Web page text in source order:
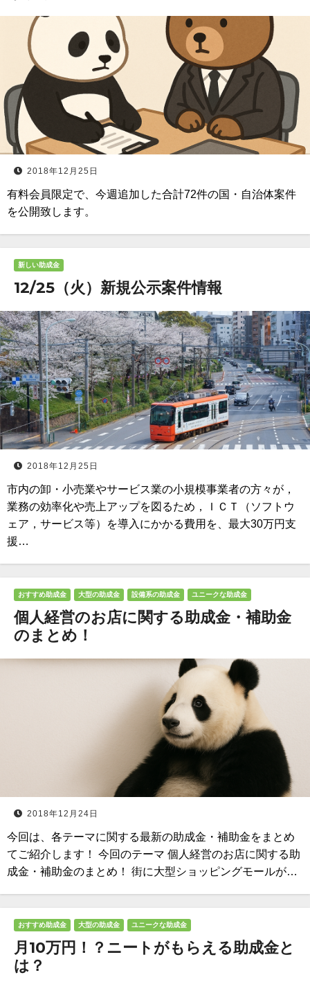
2018年12月25日
有料会員限定で、今週追加した合計72件の国・自治体案件
を公開致します。
新しい助成金
12/25（火）新規公示案件情報
2018年12月25日
市内の卸・小売業やサービス業の小規模事業者の方々が，
業務の効率化や売上アップを図るため，ＩＣＴ（ソフトウ
ェア，サービス等）を導入にかかる費用を、最大30万円支
援…
おすすめ助成金 大型の助成金 設備系の助成金 ユニークな助成金
個人経営のお店に関する助成金・補助金
のまとめ！
2018年12月24日
今回は、各テーマに関する最新の助成金・補助金をまとめ
てご紹介します！ 今回のテーマ 個人経営のお店に関する助
成金・補助金のまとめ！ 街に大型ショッピングモールが…
おすすめ助成金 大型の助成金 ユニークな助成金
月10万円！？ニートがもらえる助成金と
は？